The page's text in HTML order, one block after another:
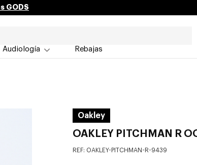
GODS
Audiología Rebajas
Oakley
OAKLEY PITCHMAN R
REF: OAKLEY-PITCHMAN-R-9439